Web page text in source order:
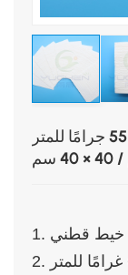
منشفة ورقية طبية لليدين بوزن 55 جرامًا للمتر
2. الوزن: 55 غرامًا للمتر المربع أو 65 غرامًا للمتر